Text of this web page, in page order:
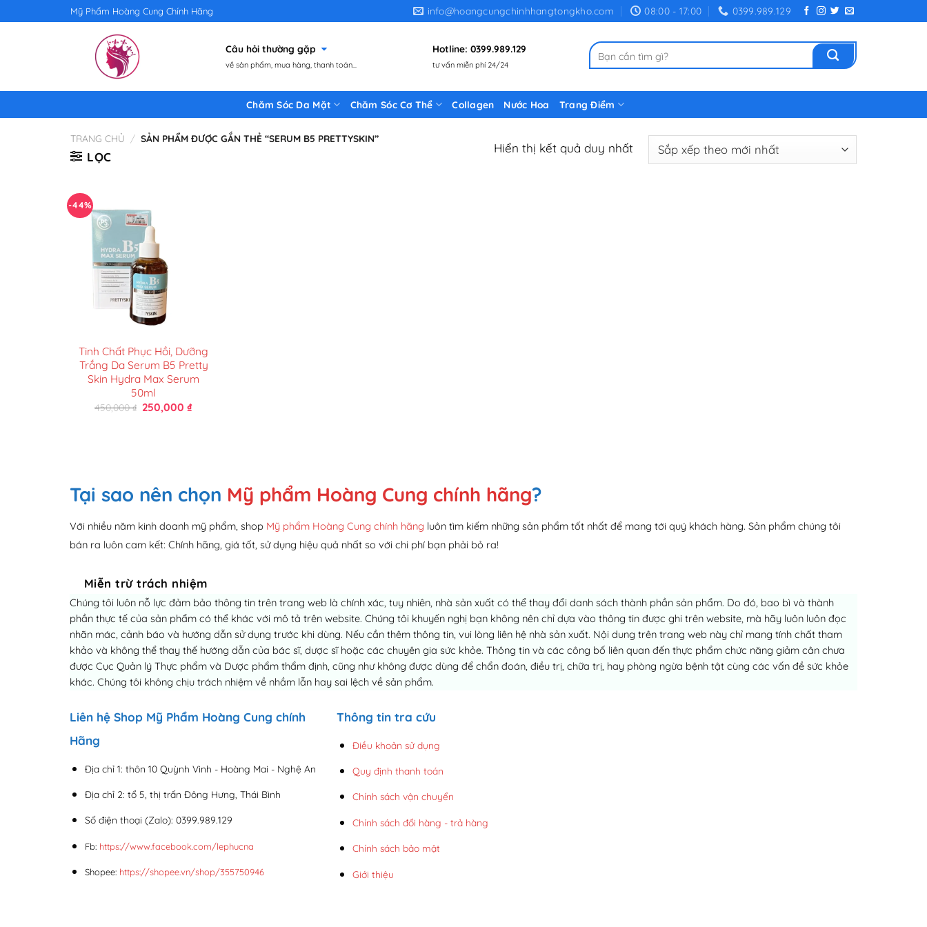
Mỹ Phẩm Hoàng Cung Chính Hãng info@hoangcungchinhhangtongkho.com 08:00 - 17:00 0399.989.129
Câu hỏi thường gặp
về sản phẩm, mua hàng, thanh toán...
Hotline: 0399.989.129
tư vấn miễn phí 24/24
Tìm
kiếm:
Chăm Sóc Da Mặt Chăm Sóc Cơ Thể Collagen Nước Hoa Trang Điểm
TRANG CHỦ / SẢN PHẨM ĐƯỢC GẮN THẺ “SERUM B5 PRETTYSKIN”
LỌC
Hiển thị kết quả duy nhất
-44%
Tinh Chất Phục Hồi, Dưỡng
Trắng Da Serum B5 Pretty
Skin Hydra Max Serum
50ml
450,000₫ Giá
gốc
250,000₫Giá
Tại sao nên chọn Mỹ phẩm Hoàng Cung chính hãng?
Với nhiều năm kinh doanh mỹ phẩm, shop Mỹ phẩm Hoàng Cung chính hãng luôn tìm kiếm những sản phẩm tốt nhất để mang tới quý khách hàng. Sản phẩm chúng tôi
bán ra luôn cam kết: Chính hãng, giá tốt, sử dụng hiệu quả nhất so với chi phí bạn phải bỏ ra!
Miễn trừ trách nhiệm
Chúng tôi luôn nỗ lực đảm bảo thông tin trên trang web là chính xác, tuy nhiên, nhà sản xuất có thể thay đổi danh sách thành phần sản phẩm. Do đó, bao bì và thành
phần thực tế của sản phẩm có thể khác với mô tả trên website. Chúng tôi khuyến nghị bạn không nên chỉ dựa vào thông tin được ghi trên website, mà hãy luôn luôn đọc
nhãn mác, cảnh báo và hướng dẫn sử dụng trước khi dùng. Nếu cần thêm thông tin, vui lòng liên hệ nhà sản xuất. Nội dung trên trang web này chỉ mang tính chất tham
khảo và không thể thay thế hướng dẫn của bác sĩ, dược sĩ hoặc các chuyên gia sức khỏe. Thông tin và các công bố liên quan đến thực phẩm chức năng giảm cân chưa
được Cục Quản lý Thực phẩm và Dược phẩm thẩm định, cũng như không được dùng để chẩn đoán, điều trị, chữa trị, hay phòng ngừa bệnh tật cùng các vấn đề sức khỏe
khác. Chúng tôi không chịu trách nhiệm về nhầm lẫn hay sai lệch về sản phẩm.
Liên hệ Shop Mỹ Phẩm Hoàng Cung chính
Hãng
Địa chỉ 1: thôn 10 Quỳnh Vinh - Hoàng Mai - Nghệ An
Địa chỉ 2: tổ 5, thị trấn Đông Hưng, Thái Bình
Số điện thoại (Zalo): 0399.989.129
Fb: https://www.facebook.com/lephucna
Shopee: https://shopee.vn/shop/355750946
Thông tin tra cứu
Điều khoản sử dụng
Quy định thanh toán
Chính sách vận chuyển
Chính sách đổi hàng - trả hàng
Chính sách bảo mật
Giới thiệu